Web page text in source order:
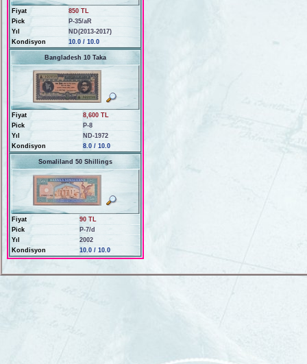
Fiyat
850 TL
Pick
P-35/aR
Yıl
ND(2013-2017)
Kondisyon
10.0 / 10.0
Bangladesh 10 Taka
Fiyat
8,600 TL
Pick
P-8
Yıl
ND-1972
Kondisyon
8.0 / 10.0
Somaliland 50 Shillings
Fiyat
90 TL
Pick
P-7/d
Yıl
2002
Kondisyon
10.0 / 10.0